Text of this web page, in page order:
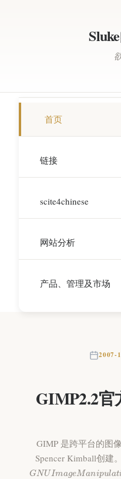
首页
链接
scite4chinese
网站分析
产品、管理及市场
2007-
GIMP2.2
GIMP 是跨平台的图
Spencer Kimball创建
GNUIm Man u i n